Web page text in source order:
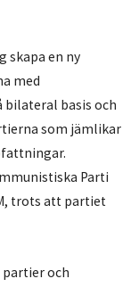
skapa en ny
med
basis och
som jämlikar
Parti
trots att partiet
partier och